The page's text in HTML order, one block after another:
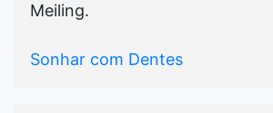
Meiling.
Sonhar com Dentes